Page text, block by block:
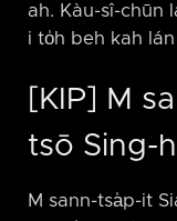
ah. Kàu-sî-chūn
i to̍h beh kah
[KIP] M
tsō Sing-
M sann-tsa̍p-it